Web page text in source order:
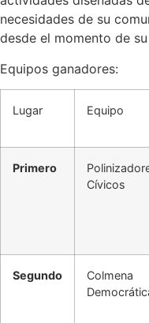
necesidades de su
desde el momento de
Equipos ganadores:
Lugar Equipo
Primero
Cívicos
Segundo
Colmena